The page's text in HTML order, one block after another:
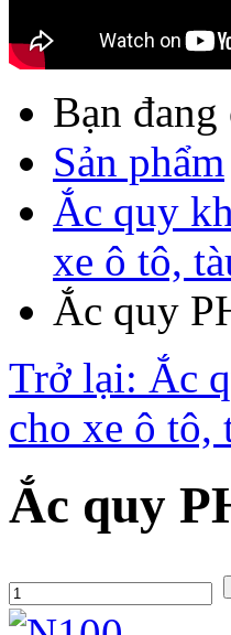
Bạn
Sản phẩm
Ắc quy
xe ô tô,
Ắc quy
Trở lại: Ắc
cho xe ô tô,
Ắc quy